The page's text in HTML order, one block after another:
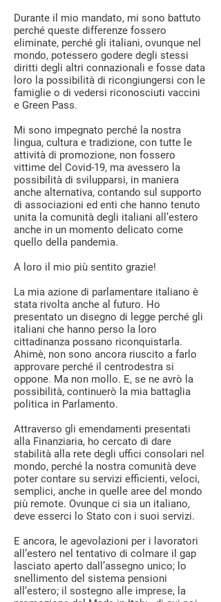
Durante il mio mandato, mi sono battuto
perché queste differenze fossero
eliminate, perché gli italiani, ovunque nel
mondo, potessero godere degli stessi
diritti degli altri connazionali e fosse data
loro la possibilità di ricongiungersi con le
famiglie o di vedersi riconosciuti vaccini
e Green Pass.
Mi sono impegnato perché la nostra
lingua, cultura e tradizione, con tutte le
attività di promozione, non fossero
vittime del Covid-19, ma avessero la
possibilità di svilupparsi, in maniera
anche alternativa, contando sul supporto
di associazioni ed enti che hanno tenuto
unita la comunità degli italiani all’estero
anche in un momento delicato come
quello della pandemia.
A loro il mio più sentito grazie!
La mia azione di parlamentare italiano è
stata rivolta anche al futuro. Ho
presentato un disegno di legge perché gli
italiani che hanno perso la loro
cittadinanza possano riconquistarla.
Ahimè, non sono ancora riuscito a farlo
approvare perché il centrodestra si
oppone. Ma non mollo. E, se ne avrò la
possibilità, continuerò la mia battaglia
politica in Parlamento.
Attraverso gli emendamenti presentati
alla Finanziaria, ho cercato di dare
stabilità alla rete degli uffici consolari nel
mondo, perché la nostra comunità deve
poter contare su servizi efficienti, veloci,
semplici, anche in quelle aree del mondo
più remote. Ovunque ci sia un italiano,
deve esserci lo Stato con i suoi servizi.
E ancora, le agevolazioni per i lavoratori
all’estero nel tentativo di colmare il gap
lasciato aperto dall’assegno unico; lo
snellimento del sistema pensioni
all’estero; il sostegno alle imprese, la